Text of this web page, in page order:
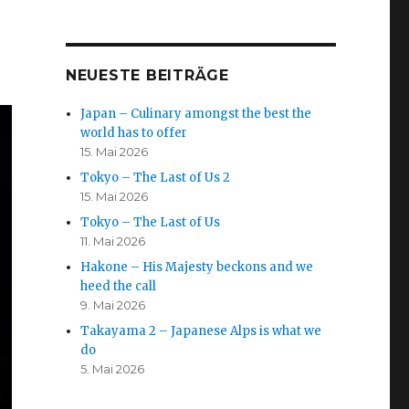
NEUESTE BEITRÄGE
Japan – Culinary amongst the best the
world has to offer
15. Mai 2026
Tokyo – The Last of Us 2
15. Mai 2026
Tokyo – The Last of Us
11. Mai 2026
Hakone – His Majesty beckons and we
heed the call
9. Mai 2026
Takayama 2 – Japanese Alps is what we
do
5. Mai 2026